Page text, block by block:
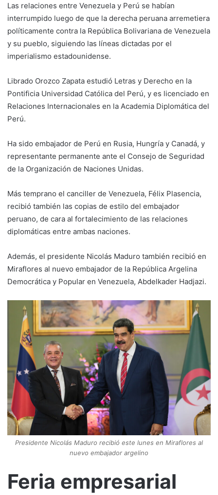
Las relaciones entre Venezuela y Perú se habían
interrumpido luego de que la derecha peruana arremetiera
políticamente contra la República Bolivariana de Venezuela
y su pueblo, siguiendo las líneas dictadas por el
imperialismo estadounidense.
Librado Orozco Zapata estudió Letras y Derecho en la
Pontificia Universidad Católica del Perú, y es licenciado en
Relaciones Internacionales en la Academia Diplomática del
Perú.
Ha sido embajador de Perú en Rusia, Hungría y Canadá, y
representante permanente ante el Consejo de Seguridad
de la Organización de Naciones Unidas.
Más temprano el canciller de Venezuela, Félix Plasencia,
recibió también las copias de estilo del embajador
peruano, de cara al fortalecimiento de las relaciones
diplomáticas entre ambas naciones.
Además, el presidente Nicolás Maduro también recibió en
Miraflores al nuevo embajador de la República Argelina
Democrática y Popular en Venezuela, Abdelkader Hadjazi.
Presidente Nicolás Maduro recibió este lunes en Miraflores al
nuevo embajador argelino
Feria empresarial